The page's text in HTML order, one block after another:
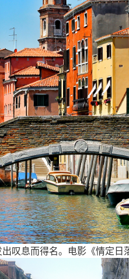
叹息而得名。电影《情定日